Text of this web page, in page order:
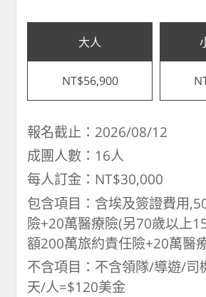
大人
NT$56,900
報名截止：2026/08/12
成團人數：16人
每人訂金：NT$30,000
包含項目：含埃及簽證費用
險+20萬醫療險(另70歲以上
額200萬旅約責任險+20萬醫
不含項目：不含領隊/導遊/司
天/人=$120美金